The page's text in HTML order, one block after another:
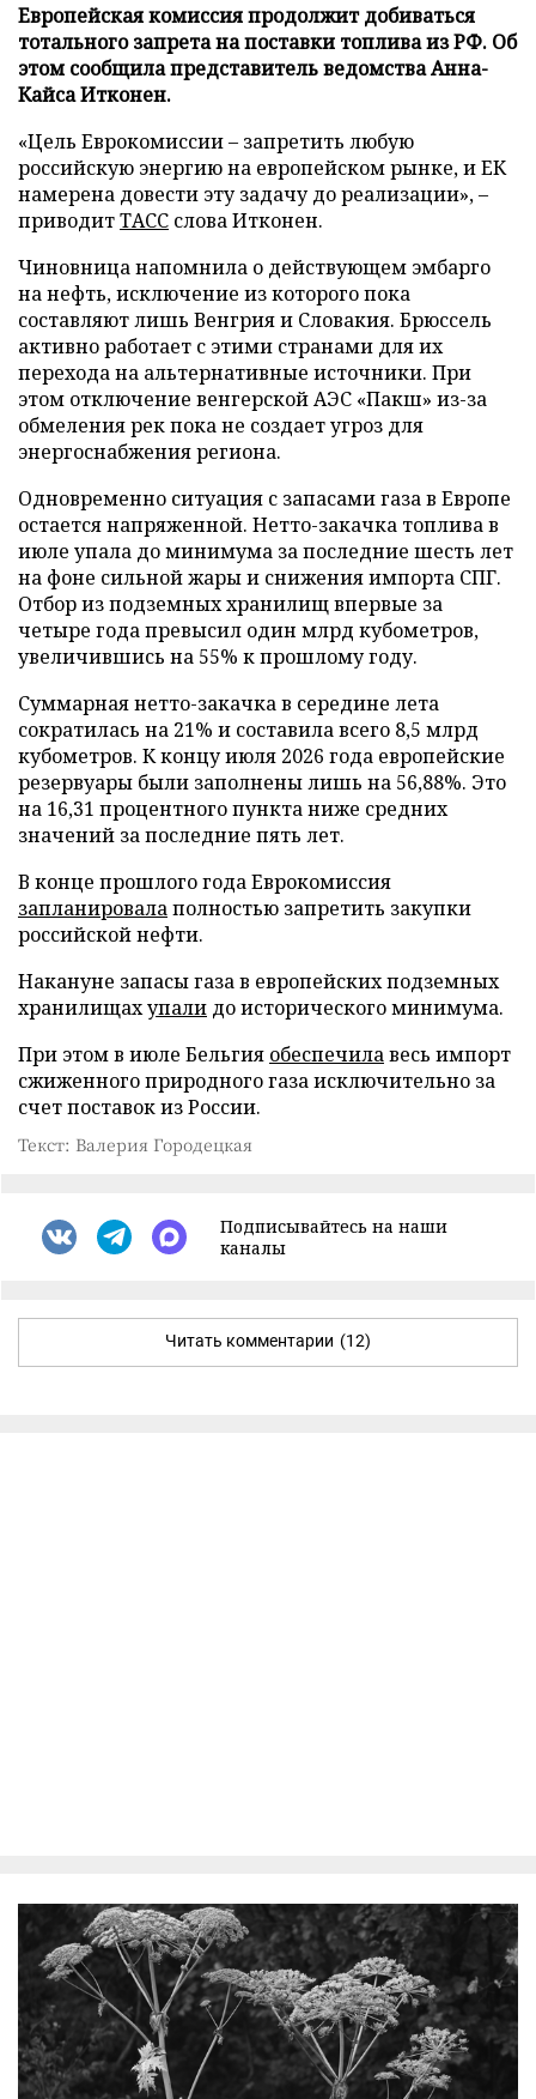
Европейская комиссия продолжит добиваться
тотального запрета на поставки топлива из РФ. Об
этом сообщила представитель ведомства Анна-
Кайса Итконен.
«Цель Еврокомиссии – запретить любую
российскую энергию на европейском рынке, и ЕК
намерена довести эту задачу до реализации», –
приводитТАСС слова Итконен.
Чиновница напомнила о действующем эмбарго
на нефть, исключение из которого пока
составляют лишь Венгрия и Словакия. Брюссель
активно работает с этими странами для их
перехода на альтернативные источники. При
этом отключение венгерской АЭС «Пакш» из-за
обмеления рек пока не создает угроз для
энергоснабжения региона.
Одновременно ситуация с запасами газа в Европе
остается напряженной. Нетто-закачка топлива в
июле упала до минимума за последние шесть лет
на фоне сильной жары и снижения импорта СПГ.
Отбор из подземных хранилищ впервые за
четыре года превысил один млрд кубометров,
увеличившись на 55% к прошлому году.
Суммарная нетто-закачка в середине лета
сократилась на 21% и составила всего 8,5 млрд
кубометров. К концу июля 2026 года европейские
резервуары были заполнены лишь на 56,88%. Это
на 16,31 процентного пункта ниже средних
значений за последние пять лет.
В конце прошлого года Еврокомиссия
запланировалаполностью запретить закупки
российской нефти.
Накануне запасы газа в европейских подземных
хранилищахупали до исторического минимума.
При этом в июле Бельгия обеспечилавесь импорт
сжиженного природного газа исключительно за
счет поставок из России.
Текст: Валерия Городецкая
Подписывайтесь на наши
каналы
Читать комментарии (12)